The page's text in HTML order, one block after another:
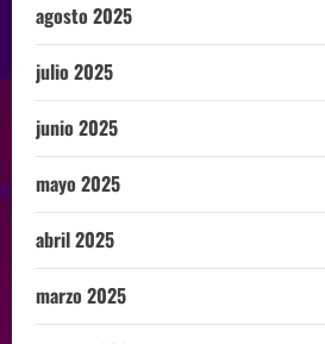
agosto 2025
julio 2025
junio 2025
mayo 2025
abril 2025
marzo 2025